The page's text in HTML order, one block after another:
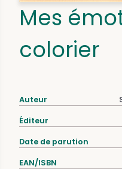
Mes
colorier
Auteur
Éditeur
Date de parution
EAN/ISBN